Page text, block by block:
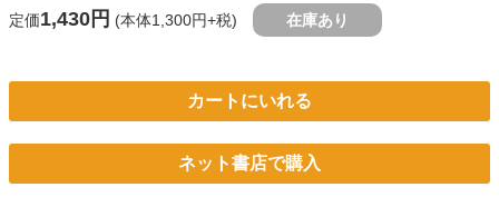
定価1,430円 (本体1,300円+税) 在庫あり
カートにいれる
ネット書店で購入